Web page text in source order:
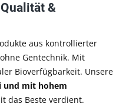
&
aus kontrollierter
Gentechnik. Mit
Bioverfügbarkeit. Unsere
und mit hohem
das Beste verdient.